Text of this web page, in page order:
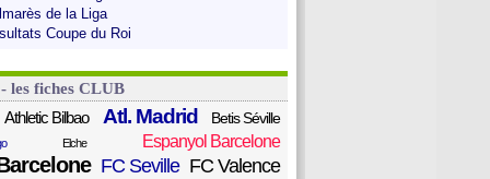
de la Liga
Coupe du Roi
les fiches CLUB
Athletic Bilbao Atl. Madrid Betis Séville
Elche Espanyol Barcelone
FC Seville FC Valence